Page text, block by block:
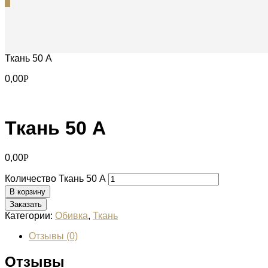
Ткань 50 А
0,00Р
Ткань 50 А
0,00Р
Количество Ткань 50 А
В корзину
Заказать
Категории: Обивка, Ткань
Отзывы (0)
Отзывы